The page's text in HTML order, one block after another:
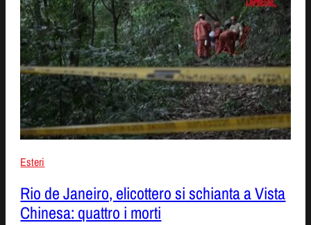
Esteri
Rio de Janeiro, elicottero si schianta a Vista
Chinesa: quattro i morti